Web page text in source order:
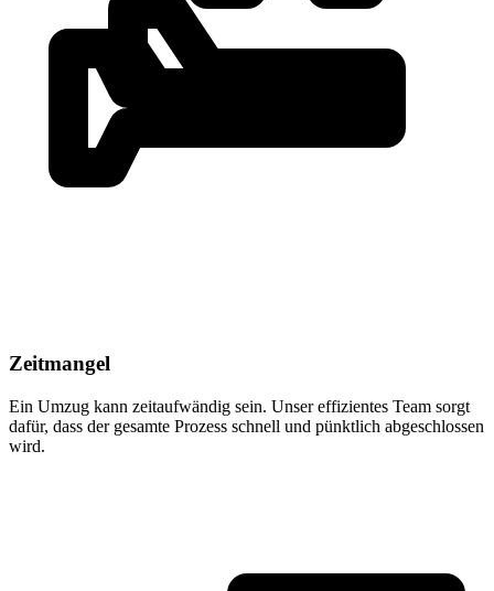
Zeitmangel
Ein Umzug kann zeitaufwändig sein. Unser effizientes Team sorgt
dafür, dass der gesamte Prozess schnell und pünktlich abgeschlossen
wird.